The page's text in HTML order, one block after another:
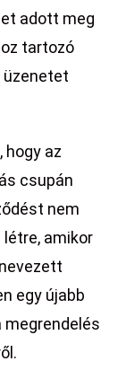
adott meg
tartozó
hogy az
csupán
nem
amikor
egy újabb
megrendelés